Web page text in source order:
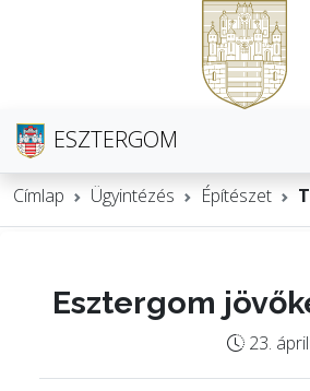
ESZTERGOM
Címlap Ügyintézés Építészet
Esztergom
23.